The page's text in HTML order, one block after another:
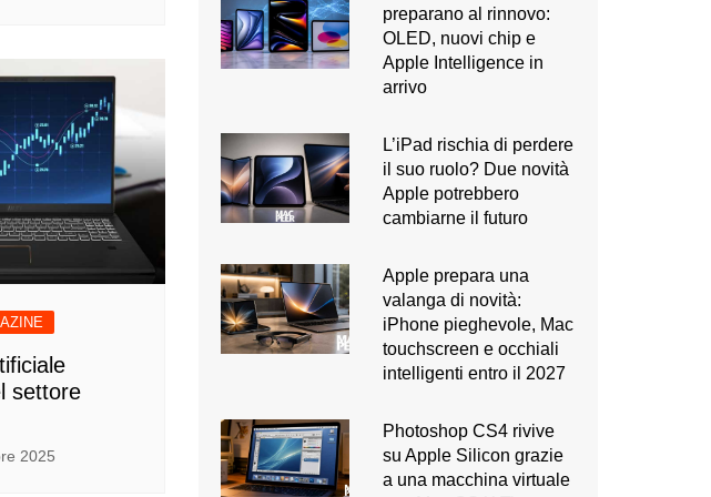
settore
2025
preparano al rinnovo:
OLED, nuovi chip e
Apple Intelligence in
arrivo
L’iPad rischia di perdere
il suo ruolo? Due novità
Apple potrebbero
cambiarne il futuro
Apple prepara una
valanga di novità:
iPhone pieghevole, Mac
touchscreen e occhiali
intelligenti entro il 2027
Photoshop CS4 rivive
su Apple Silicon grazie
a una macchina virtuale